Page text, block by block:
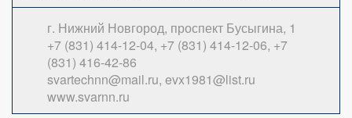
г. Нижний Новгород, проспект Бусыгина, 1
+7 (831) 414-12-04, +7 (831) 414-12-06, +7
(831) 416-42-86
svartechnn@mail.ru, evx1981@list.ru
www.svarnn.ru